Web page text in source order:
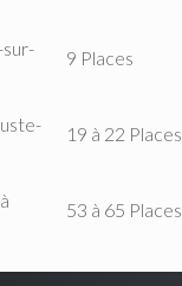
9 Places
19 à 22 Places
53 à 65 Places